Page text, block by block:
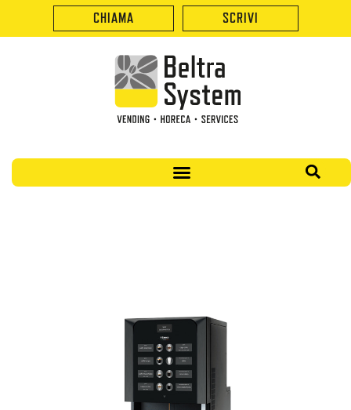
CHIAMA SCRIVI